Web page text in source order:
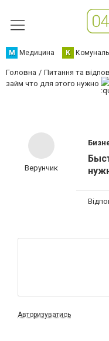
М Медицина К
Головна Питання та
займ что для этого нужно
Верунчик
Авторизуватись